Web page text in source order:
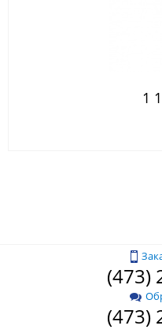
1
(473)
(473)